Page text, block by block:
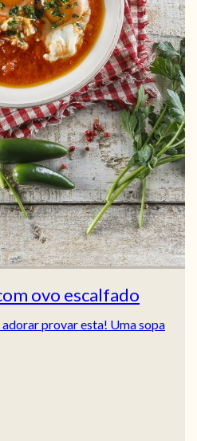
ovo escalfado
adorar provar esta! Uma sopa